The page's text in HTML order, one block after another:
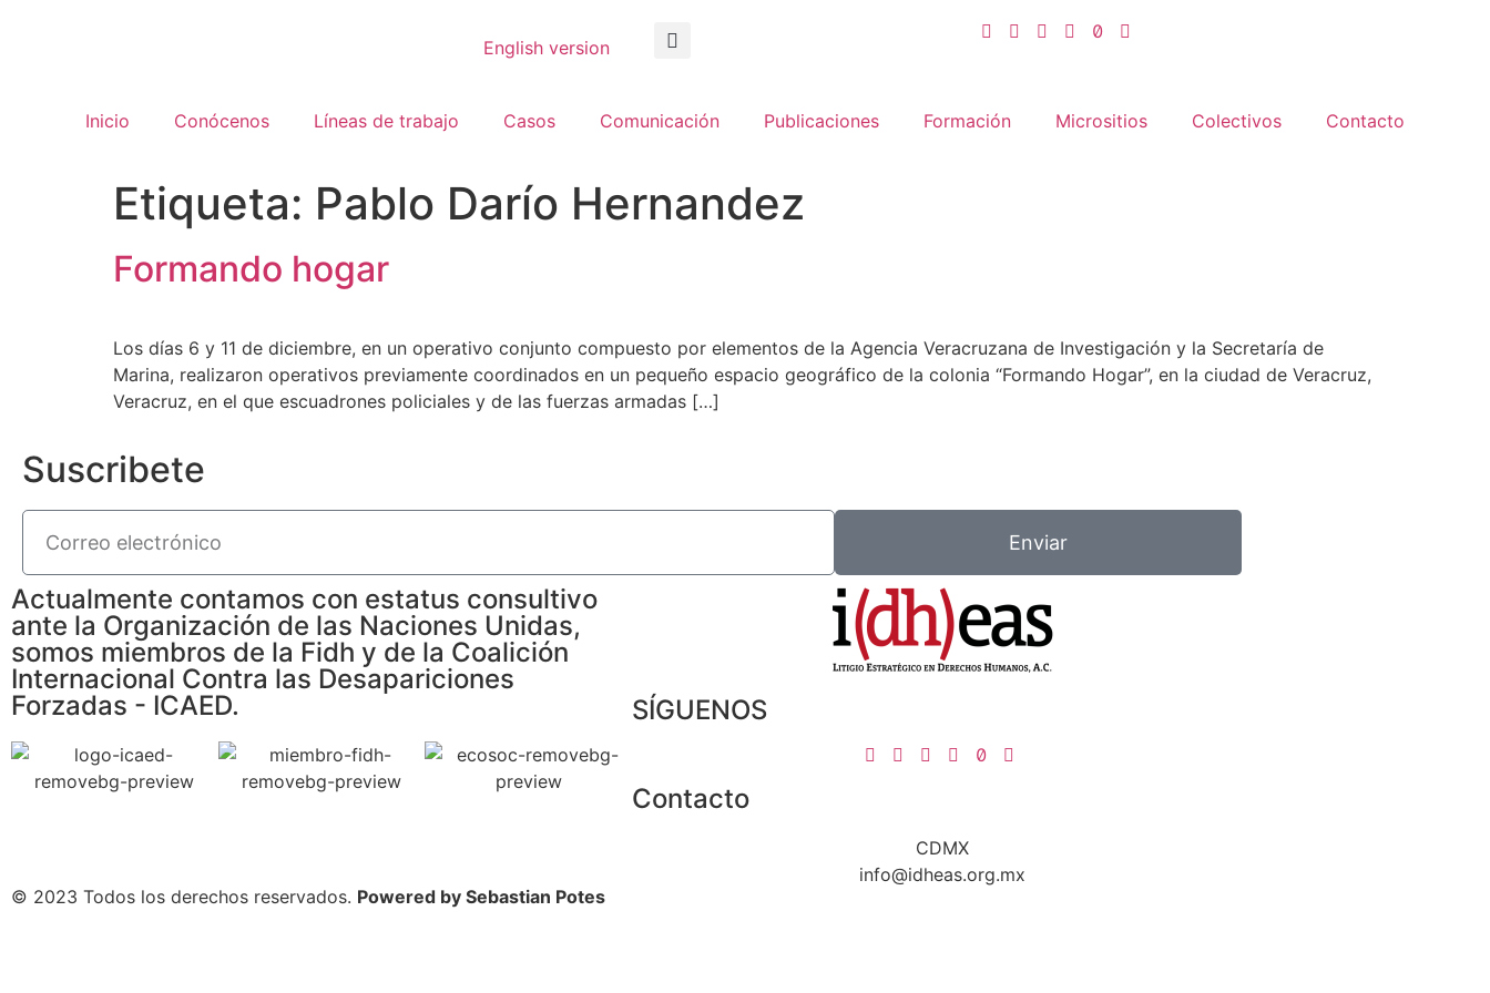
English version
Inicio Conócenos Líneas de trabajo Casos Comunicación Publicaciones Formación Micrositios Colectivos Contacto
Etiqueta: Pablo Darío Hernandez
Formando hogar
Los días 6 y 11 de diciembre, en un operativo conjunto compuesto por elementos de la Agencia Veracruzana de Investigación y la Secretaría de
Marina, realizaron operativos previamente coordinados en un pequeño espacio geográfico de la colonia “Formando Hogar”, en la ciudad de Veracruz,
Veracruz, en el que escuadrones policiales y de las fuerzas armadas […]
Suscribete
Enviar
Actualmente contamos con estatus consultivo
ante la Organización de las Naciones Unidas,
somos miembros de la Fidh y de la Coalición
Internacional Contra las Desapariciones
Forzadas - ICAED.
SÍGUENOS
Contacto
CDMX
info@idheas.org.mx
© 2023 Todos los derechos reservados. Powered by Sebastian Potes